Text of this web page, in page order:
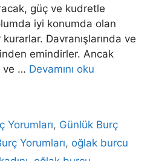
güç ve kudretle
iyi konumda olan
Davranışlarında ve
emindirler. Ancak
ve … Devamını oku
Yorumları, Günlük Burç
Yorumları, oğlak burcu